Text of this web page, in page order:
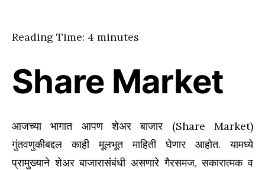
Reading Time: 4 minutes
Share Market
आजच्या भागात आपण शेअर बाजार (Share Market)
गुंतवणुकीबद्दल काही मूलभूत माहिती घेणार आहोत. यामध्ये
प्रामुख्याने शेअर बाजारासंबंधी असणारे गैरसमज, सकारात्मक व